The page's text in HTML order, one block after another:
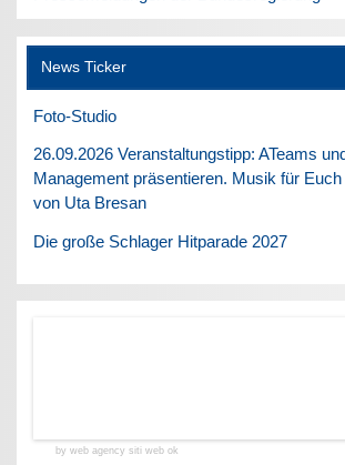
News Ticker
Foto-Studio
26.09.2026 Veranstaltungstipp: ATeams
Management präsentieren. Musik für
von Uta Bresan
Die große Schlager Hitparade 2027
by web agency siti web ok